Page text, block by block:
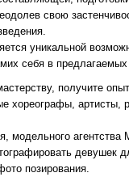
свою
уникальной
себя в предлагаемых
получите
хореографы, артисты,
модельного
девушек
позирования.